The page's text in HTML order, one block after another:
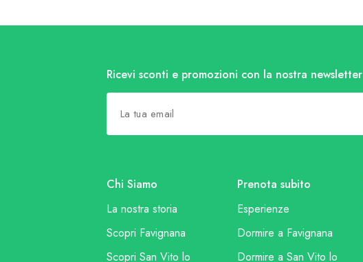
Ricevi sconti e promozioni con la nostra newsletter
Chi Siamo
La nostra storia
Scopri Favignana
Scopri San Vito lo
Prenota subito
Esperienze
Dormire a Favignana
Dormire a San Vito lo